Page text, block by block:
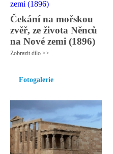
Čekání na mořskou
zvěř, ze života Něnců
na Nové zemi (1896)
Zobrazit dílo >>
Fotogalerie